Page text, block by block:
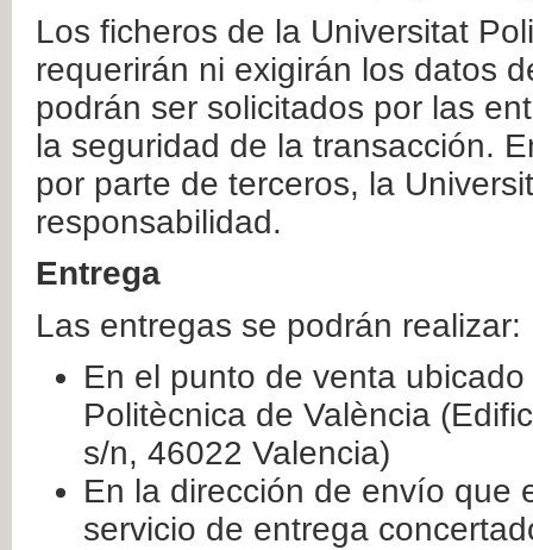
Los ficheros de la Universitat
requerirán ni exigirán los datos
podrán ser solicitados por las
la seguridad de la transacción.
por parte de terceros, la
responsabilidad.
Entrega
Las entregas se podrán realizar:
En el punto de venta
Politècnica de València
s/n, 46022 Valencia)
En la dirección de envío que
servicio de entrega